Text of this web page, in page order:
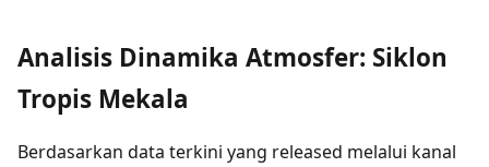
Analisis Dinamika Atmosfer: Siklon
Tropis Mekala
Berdasarkan data terkini yang released melalui kanal